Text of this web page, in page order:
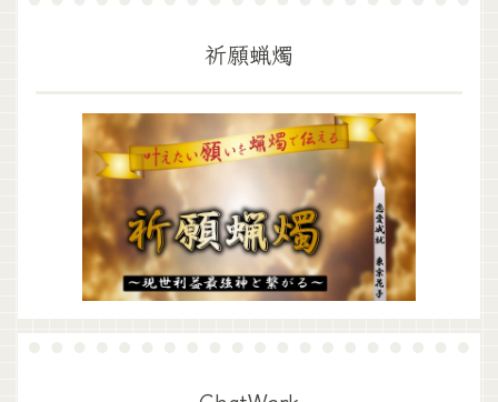
祈願蝋燭